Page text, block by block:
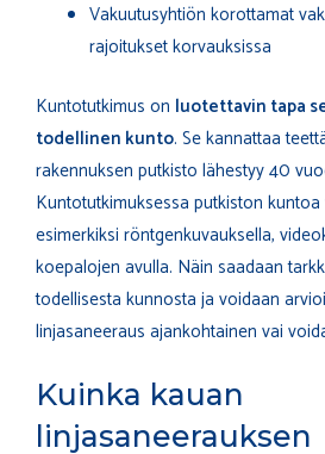
Vakuutusyhtiön korottamat
rajoitukset korvauksissa
Kuntotutkimus on luotettavin tapa
todellinen kunto. Se kannattaa
rakennuksen putkisto lähestyy 40
Kuntotutkimuksessa putkiston
esimerkiksi röntgenkuvauksella,
koepalojen avulla. Näin saadaan
todellisesta kunnosta ja voidaan
linjasaneeraus ajankohtainen vai
Kuinka kauan
linjasaneerauksen